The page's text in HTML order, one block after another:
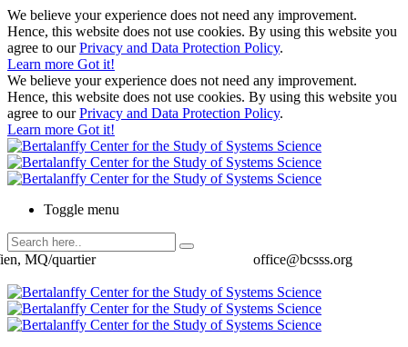
We believe your experience does not need any improvement.
Hence, this website does not use cookies. By using this website you
agree to ourPrivacy and Data Protection Policy.
Learn more Got it!
We believe your experience does not need any improvement.
Hence, this website does not use cookies. By using this website you
agree to ourPrivacy and Data Protection Policy.
Learn more Got it!
Toggle menu
office@bcsss.org
MQ/quartier